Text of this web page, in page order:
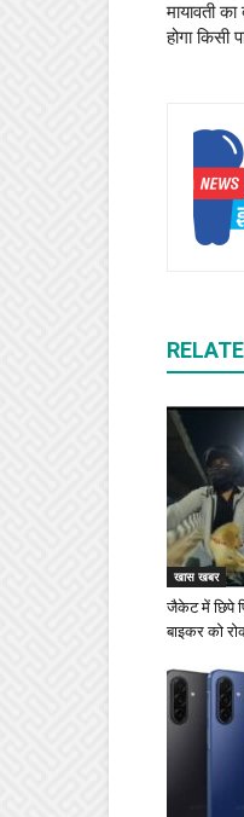
मायावती
होगा किसी
खास खबर
जैकेट में छिपे
बाइकर को